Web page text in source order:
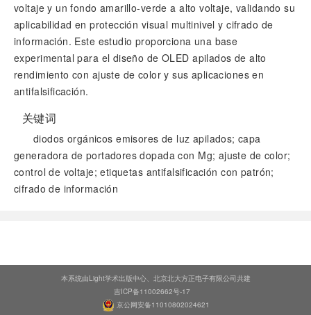
voltaje y un fondo amarillo-verde a alto voltaje, validando su
aplicabilidad en protección visual multinivel y cifrado de
información. Este estudio proporciona una base
experimental para el diseño de OLED apilados de alto
rendimiento con ajuste de color y sus aplicaciones en
antifalsificación.
关键词
diodos orgánicos emisores de luz apilados; capa
generadora de portadores dopada con Mg; ajuste de color;
control de voltaje; etiquetas antifalsificación con patrón;
cifrado de información
本系统由Light学术出版中心、北京北大方正电子有限公司共建
吉ICP备11002662号-17
京公网安备11010802024621